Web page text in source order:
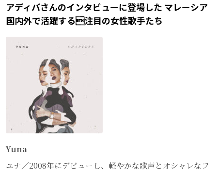
アディバさんのインタビューに登場した マレーシア
国内外で活躍する注目の女性歌手たち
Yuna
ユナ／2008年にデビューし、軽やかな歌声とオシャレなフ